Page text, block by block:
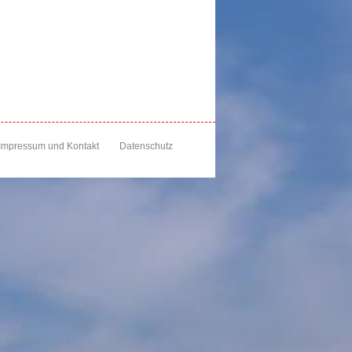
und Kontakt Datenschutz